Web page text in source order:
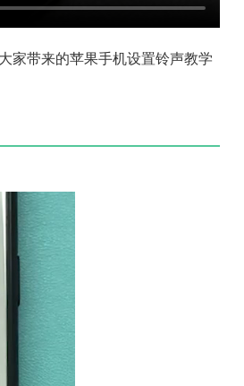
家带来的苹果手机设置铃声教学